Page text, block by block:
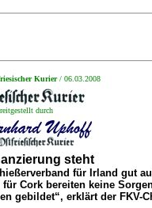
Kurier/ 06.03.2008
durch
steht
für Irland gut
für Cork bereiten keine
gebildet“, erklärt der FKV-